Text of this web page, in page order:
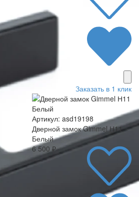
Заказать в 1 клик
Артикул: asd19198
Дверной замок Gimmel Н11
Белый
6 500 ₽